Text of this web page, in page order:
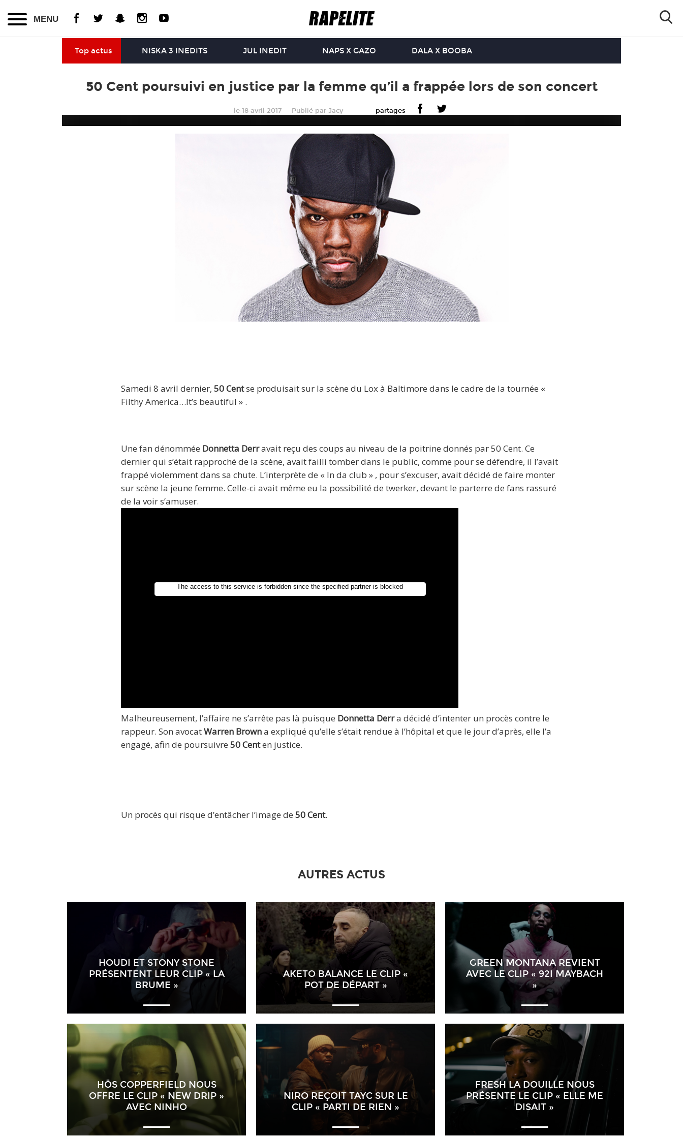
MENU
Top actus NISKA 3 INEDITS JUL INEDIT NAPS X GAZO DALA X BOOBA
50 Cent poursuivi en justice par la femme qu’il a frappée lors de son concert
le 18 avril 2017 Publié par Jacy partages
Samedi 8 avril dernier, 50 Centse produisait sur la scène du Lox à Baltimore dans le cadre de la tournée «
Filthy America…It’s beautiful » .
Une fan dénommée Donnetta Derravait reçu des coups au niveau de la poitrine donnés par 50 Cent. Ce
dernier qui s’était rapproché de la scène, avait failli tomber dans le public, comme pour se défendre, il l’avait
frappé violemment dans sa chute. L’interprète de « In da club » , pour s’excuser, avait décidé de faire monter
sur scène la jeune femme. Celle-ci avait même eu la possibilité de twerker, devant le parterre de fans rassuré
de la voir s’amuser.
Malheureusement, l’affaire ne s’arrête pas là puisque Donnetta Derra décidé d’intenter un procès contre le
rappeur. Son avocatWarren Browna expliqué qu’elle s’était rendue à l’hôpital et que le jour d’après, elle l’a
engagé, afin de poursuivre 50 Centen justice.
Un procès qui risque d’entâcher l’image de 50 Cent.
AUTRES ACTUS
HOUDI ET STONY STONE
PRÉSENTENT LEUR CLIP « LA
BRUME »
AKETO BALANCE LE CLIP «
POT DE DÉPART »
GREEN MONTANA REVIENT
AVEC LE CLIP « 92I MAYBACH
»
HÖS COPPERFIELD NOUS
OFFRE LE CLIP « NEW DRIP »
AVEC NINHO
NIRO REÇOIT TAYC SUR LE
CLIP « PARTI DE RIEN »
FRESH LA DOUILLE NOUS
PRÉSENTE LE CLIP « ELLE ME
DISAIT »